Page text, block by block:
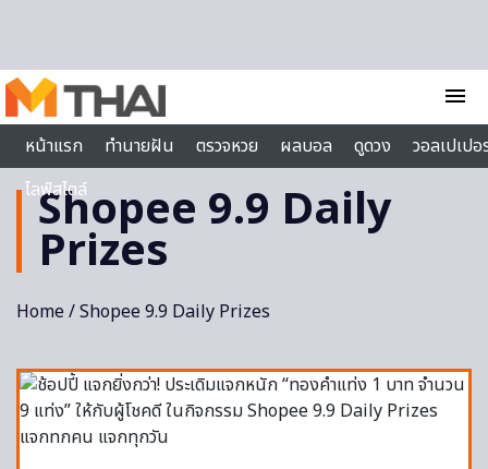
menu
หน้าแรก
ทำนายฝัน ตรวจหวย ผลบอล ดูดวง
วอลเปเป
ไลฟ์สไตล์
Shopee 9.9 Daily
Prizes
Home/ Shopee 9.9 Daily Prizes